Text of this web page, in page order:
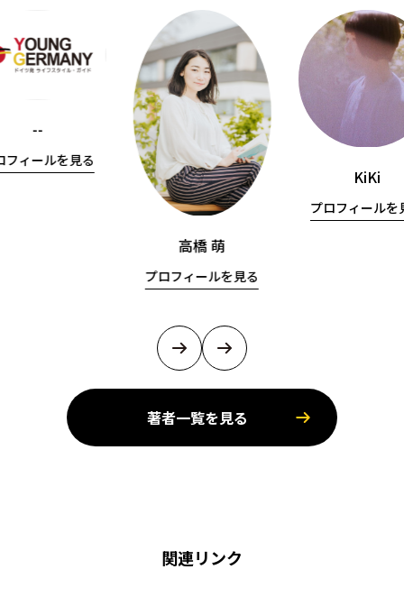
--
フィールを見る
高橋 萌
プロフィールを見る
KiKi
プロフィールを
著者一覧を見る
関連リンク